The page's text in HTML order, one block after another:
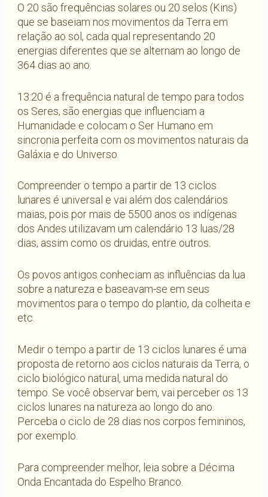
O 20 são frequências solares ou 20 selos (Kins)
que se baseiam nos movimentos da Terra em
relação ao sol, cada qual representando 20
energias diferentes que se alternam ao longo de
364 dias ao ano.
13:20 é a frequência natural de tempo para todos
os Seres, são energias que influenciam a
Humanidade e colocam o Ser Humano em
sincronia perfeita com os movimentos naturais da
Galáxia e do Universo.
Compreender o tempo a partir de 13 ciclos
lunares é universal e vai além dos calendários
maias, pois por mais de 5500 anos os indígenas
dos Andes utilizavam um calendário 13 luas/28
dias, assim como os druidas, entre outros.
Os povos antigos conheciam as influências da lua
sobre a natureza e baseavam-se em seus
movimentos para o tempo do plantio, da colheita e
etc.
Medir o tempo a partir de 13 ciclos lunares é uma
proposta de retorno aos ciclos naturais da Terra, o
ciclo biológico natural, uma medida natural do
tempo. Se você observar bem, vai perceber os 13
ciclos lunares na natureza ao longo do ano.
Perceba o ciclo de 28 dias nos corpos femininos,
por exemplo.
Para compreender melhor, leia sobre a Décima
Onda Encantada do Espelho Branco.